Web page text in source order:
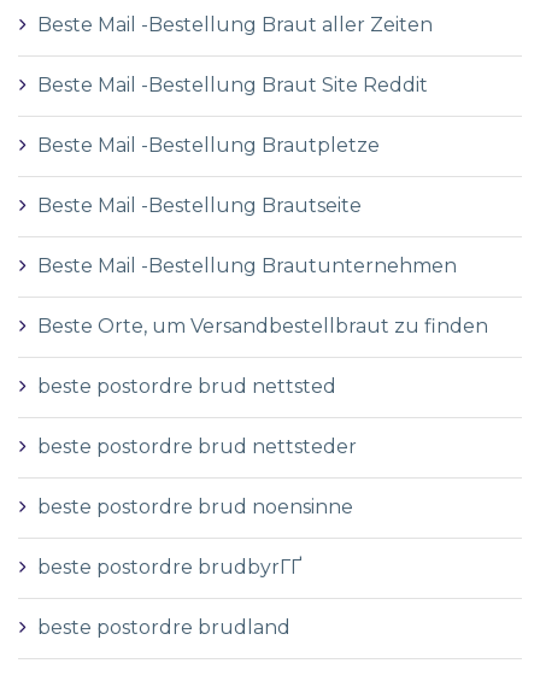
Beste Mail -Bestellung Braut aller Zeiten
Beste Mail -Bestellung Braut Site Reddit
Beste Mail -Bestellung Brautpletze
Beste Mail -Bestellung Brautseite
Beste Mail -Bestellung Brautunternehmen
Beste Orte, um Versandbestellbraut zu finden
beste postordre brud nettsted
beste postordre brud nettsteder
beste postordre brud noensinne
beste postordre brudbyrГҐ
beste postordre brudland